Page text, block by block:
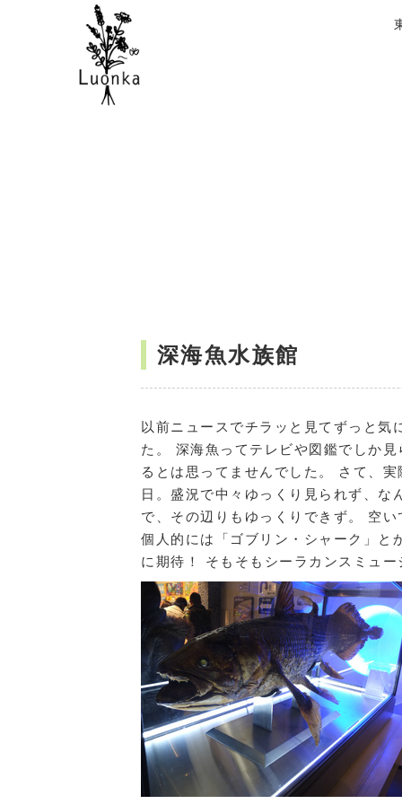
深海魚水族館
以前ニュースでチラッと見てずっと
た。 深海魚ってテレビや図鑑でしか
るとは思ってませんでした。 さて、
日。盛況で中々ゆっくり見られず、
で、その辺りもゆっくりできず。 空
個人的には「ゴブリン・シャーク」と
に期待！ そもそもシーラカンスミュ